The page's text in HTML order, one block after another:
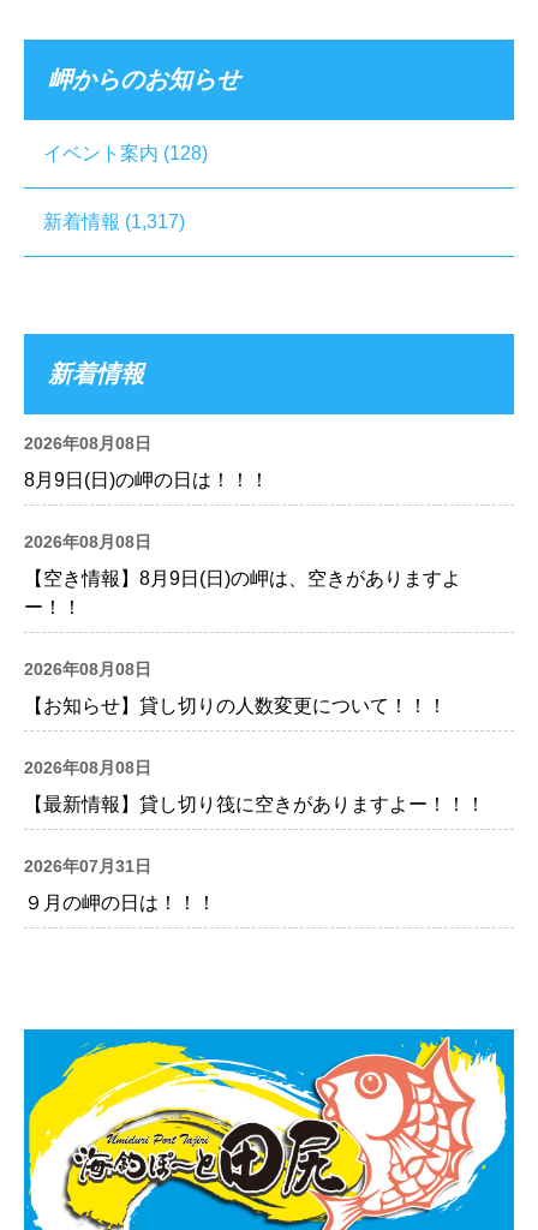
岬からのお知らせ
イベント案内 (128)
新着情報 (1,317)
新着情報
2026年08月08日
8月9日(日)の岬の日は！！！
2026年08月08日
【空き情報】8月9日(日)の岬は、空きがありますよ
ー！！
2026年08月08日
【お知らせ】貸し切りの人数変更について！！！
2026年08月08日
【最新情報】貸し切り筏に空きがありますよー！！！
2026年07月31日
９月の岬の日は！！！